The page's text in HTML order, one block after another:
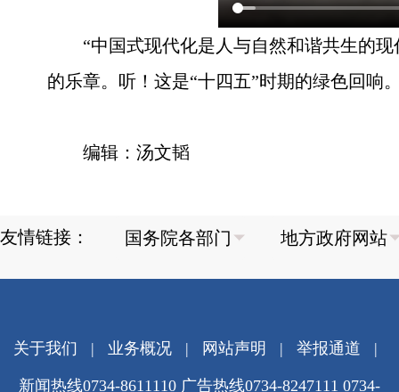
“中国式现代化是人与自然和谐共生的
的乐章。听！这是“十四五”时期的绿色回响
编辑：汤文韬
友情链接：
关于我们 | 业务概况| 网站声明 | 举报通道 |
新闻热线0734-8611110 广告热线0734-8247111 0734-